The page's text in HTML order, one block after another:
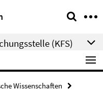
(KFS)
Wissenschaften